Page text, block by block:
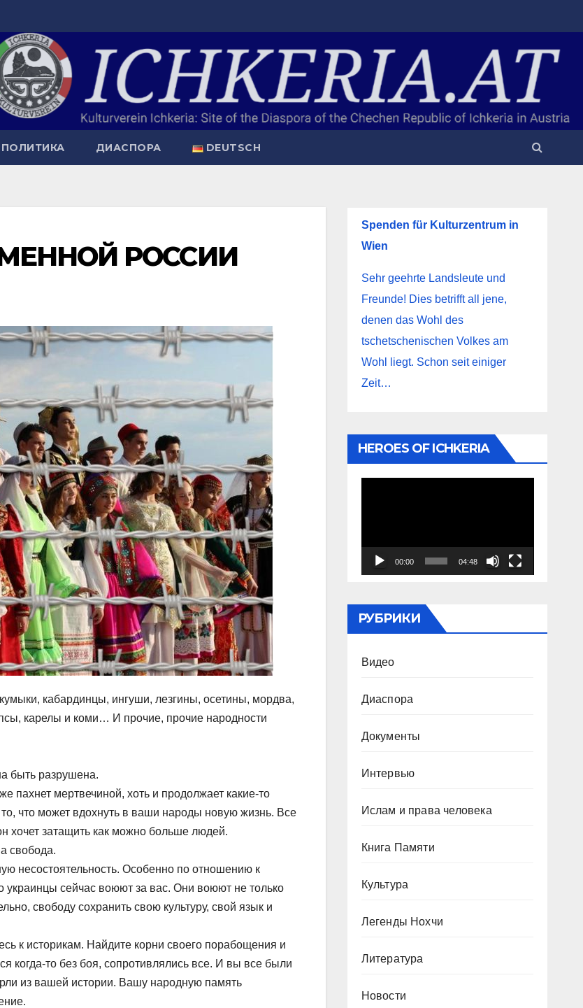
ПОЛИТИКА ДИАСПОРА DEUTSCH
РОССИИ
кабардинцы, ингуши, лезгины, осетины, мордва,
карелы и коми… И прочие, прочие народности
быть разрушена.
пахнет мертвечиной, хоть и продолжает какие-то
что может вдохнуть в ваши народы новую жизнь. Все
хочет затащить как можно больше людей.
свобода.
несостоятельность. Особенно по отношению к
сейчас воюют за вас. Они воюют не только
свободу сохранить свою культуру, свой язык и
к историкам. Найдите корни своего порабощения и
когда-то без боя, сопротивлялись все. И вы все были
из вашей истории. Вашу народную память
Spenden für Kulturzentrum in
Wien
Sehr geehrte Landsleute und
Freunde! Dies betrifft all jene,
denen das Wohl des
tschetschenischen Volkes am
Wohl liegt. Schon seit einiger
Zeit…
HEROES OF ICHKERIA
00:00 04:48
РУБРИКИ
Видео
Диаспора
Документы
Интервью
Ислам и права человека
Книга Памяти
Культура
Легенды Нохчи
Литература
Новости